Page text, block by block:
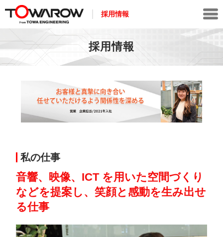
採用情報
採用情報
私の仕事
音響、映像、ICT を用いた空間づくり
などを提案し、笑顔と感動を生み出せ
る仕事